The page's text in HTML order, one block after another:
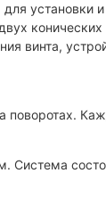
винта,
поворотах.
Система